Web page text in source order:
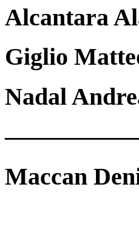
Alcantara
Giglio
Nadal
Maccan